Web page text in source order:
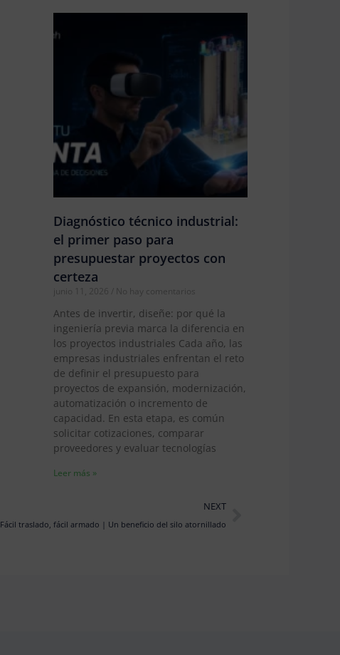
Diagnóstico técnico industrial:
el primer paso para
presupuestar proyectos con
certeza
junio 11, 2026 No hay comentarios
Antes de invertir, diseñe: por qué la
ingeniería previa marca la diferencia en
los proyectos industriales Cada año, las
empresas industriales enfrentan el reto
de definir el presupuesto para
proyectos de expansión, modernización,
automatización o incremento de
capacidad. En esta etapa, es común
solicitar cotizaciones, comparar
proveedores y evaluar tecnologías
Leer más »
NEXT
Fácil traslado, fácil armado | Un beneficio del silo atornillado
Next